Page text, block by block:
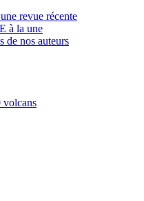
revue récente
à la une
de nos auteurs
volcans